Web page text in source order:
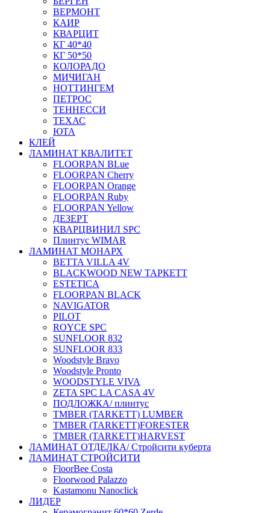
ВЕРМОНТ
КАИР
КВАРЦИТ
КГ 40*40
КГ 50*50
КОЛОРАДО
МИЧИГАН
НОТТИНГЕМ
ПЕТРОС
ТЕННЕССИ
ТЕХАС
ЮТА
КЛЕЙ
ЛАМИНАТ КВАЛИТЕТ
FLOORPAN BLue
FLOORPAN Cherry
FLOORPAN Orange
FLOORPAN Ruby
FLOORPAN Yellow
ДЕЗЕРТ
КВАРЦВИНИЛ SPC
Плинтус WIMAR
ЛАМИНАТ МОНАРХ
BETTA VILLA 4V
BLACKWOOD NEW ТАРКЕТТ
ESTETICA
FLOORPAN BLACK
NAVIGATOR
PILOT
ROYCE SPC
SUNFLOOR 832
SUNFLOOR 833
Woodstyle Bravo
Woodstyle Pronto
WOODSTYLE VIVA
ZETA SPC LA CASA 4V
ПОДЛОЖКА/ плинтус
ТMBER (TARKETT) LUMBER
ТMBER (TARKETT)FORESTER
ТMBER (TARKETT)HARVEST
ЛАМИНАТ ОТДЕЛКА/ Стройсити куберта
ЛАМИНАТ СТРОЙСИТИ
FloorBee Costa
Floorwood Palazzo
Kastamonu Nanoclick
ЛИДЕР